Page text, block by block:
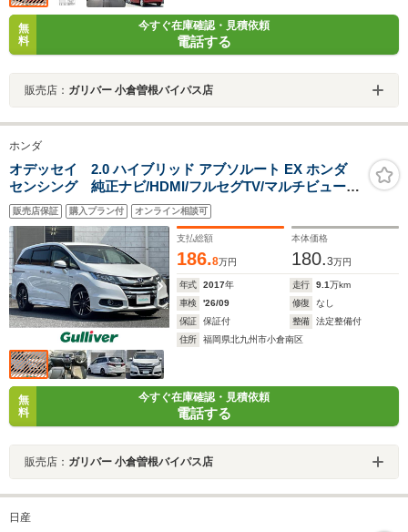
無
料
今すぐ在庫確認・見積依頼
電話する
販売店： ガリバー 小倉曽根バイパス店
ホンダ
オデッセイ 2.0 ハイブリッド アブソルート EX ホンダ
センシング 純正ナビ/HDMI/フルセグTV/マルチビューカ
メラ/アダプティブクルーズコントロール/両側パワスラ/ブ
ラックレザー調コンビシート/ブラインドスポットモニタ
ー/Hondaスマートパーキングアシスト
販売店保証 購入プラン付 オンライン相談可
支払総額
186.8万円
本体価格
180.3万円
年式 2017年 走行 9.1万km
車検
'26/09 修復
なし
保証
保証付 整備
法定整備付
住所
福岡県北九州市小倉南区
無
料
今すぐ在庫確認・見積依頼
電話する
販売店： ガリバー 小倉曽根バイパス店
日産